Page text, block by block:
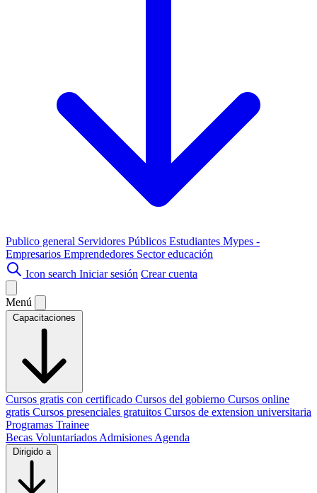
Publico general Servidores Públicos Estudiantes Mypes -
Empresarios Emprendedores Sector educación
Icon search Iniciar sesión Crear cuenta
Menú
Capacitaciones
Cursos gratis con certificado Cursos del gobierno Cursos online
gratis Cursos presenciales gratuitos Cursos de extension universitaria
Programas Trainee
Becas Voluntariados Admisiones Agenda
Dirigido a